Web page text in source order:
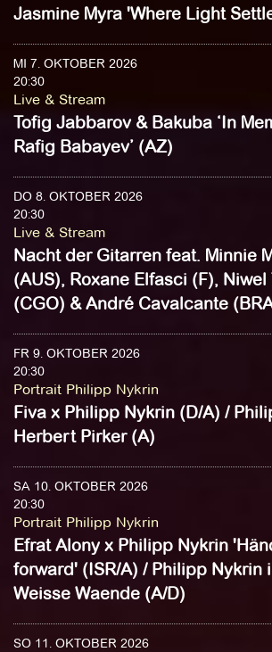
Jasmine Myra 'Where Light
MI 7. OKTOBER 2026
20:30
Live & Stream
Tofig Jabbarov & Bakuba ‘In
Rafig Babayev’ (AZ)
DO 8. OKTOBER 2026
20:30
Live & Stream
Nacht der Gitarren feat. Minnie
(AUS), Roxane Elfasci (F), Niwel
(CGO) & André Cavalcante
FR 9. OKTOBER 2026
20:30
Portrait Philipp Nykrin
Fiva x Philipp Nykrin (D/A) /
Herbert Pirker (A)
SA 10. OKTOBER 2026
20:30
Portrait Philipp Nykrin
Efrat Alony x Philipp Nykrin
forward' (ISR/A) / Philipp Nykrin
Weisse Waende (A/D)
SO 11. OKTOBER 2026